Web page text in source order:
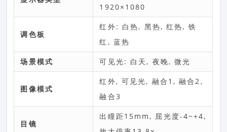
1920×1080
调色板
红外: 白热, 黑热, 红热, 铁
红, 蓝热
场景模式 可见光: 白天, 夜晚, 微光
图像模式
红外, 可见光, 融合1, 融合2,
融合3
目镜
出瞳距15mm, 屈光度-4~+4,